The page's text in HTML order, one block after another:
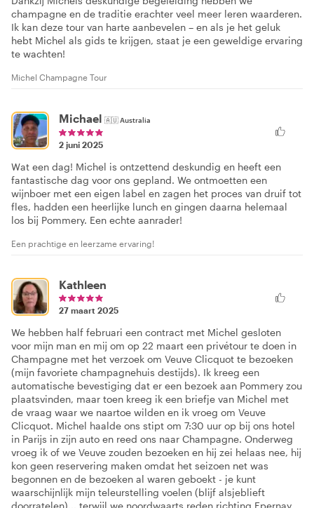
champagne en de traditie erachter veel meer leren waarderen.
Ik kan deze tour van harte aanbevelen – en als je het geluk
hebt Michel als gids te krijgen, staat je een geweldige ervaring
te wachten!
Michel Champagne Tour
Michael 🇦🇺Australia
2 juni 2025
Wat een dag! Michel is ontzettend deskundig en heeft een
fantastische dag voor ons gepland. We ontmoetten een
wijnboer met een eigen label en zagen het proces van druif tot
fles, hadden een heerlijke lunch en gingen daarna helemaal
los bij Pommery. Een echte aanrader!
Een prachtige en leerzame ervaring!
Kathleen
27 maart 2025
We hebben half februari een contract met Michel gesloten
voor mijn man en mij om op 22 maart een privétour te doen in
Champagne met het verzoek om Veuve Clicquot te bezoeken
(mijn favoriete champagnehuis destijds). Ik kreeg een
automatische bevestiging dat er een bezoek aan Pommery zou
plaatsvinden, maar toen kreeg ik een briefje van Michel met
de vraag waar we naartoe wilden en ik vroeg om Veuve
Clicquot. Michel haalde ons stipt om 7:30 uur op bij ons hotel
in Parijs in zijn auto en reed ons naar Champagne. Onderweg
vroeg ik of we Veuve zouden bezoeken en hij zei helaas nee, hij
kon geen reservering maken omdat het seizoen net was
begonnen en de bezoeken al waren geboekt - je kunt
waarschijnlijk mijn teleurstelling voelen (blijf alsjeblieft
doorratelen)... terwijl we noordwaarts reden richting Epernay